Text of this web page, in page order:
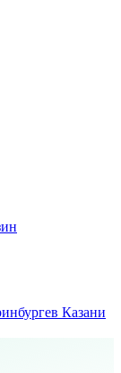
в Казани